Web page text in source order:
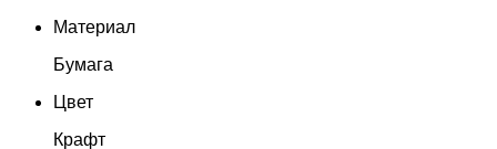
Материал
Бумага
Цвет
Крафт